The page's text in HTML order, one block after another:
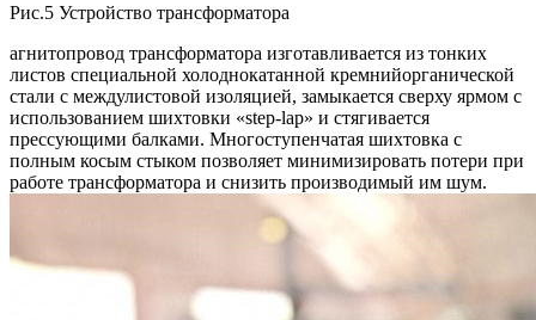
Рис.5 Устройство трансформатора
агнитопровод трансформатора изготавливается из тонких
листов специальной холоднокатанной кремнийорганической
стали с междулистовой изоляцией, замыкается сверху ярмом с
использованием шихтовки «step-lap» и стягивается
прессующими балками. Многоступенчатая шихтовка с
полным косым стыком позволяет минимизировать потери при
работе трансформатора и снизить производимый им шум.